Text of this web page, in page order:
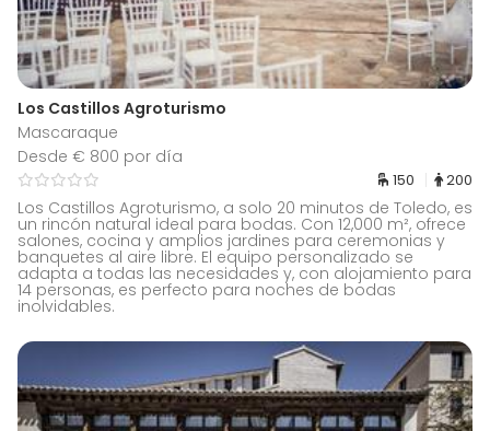
Los Castillos Agroturismo
Mascaraque
Desde € 800 por día
150 200
Los Castillos Agroturismo, a solo 20 minutos de Toledo, es
un rincón natural ideal para bodas. Con 12,000 m², ofrece
salones, cocina y amplios jardines para ceremonias y
banquetes al aire libre. El equipo personalizado se
adapta a todas las necesidades y, con alojamiento para
14 personas, es perfecto para noches de bodas
inolvidables.